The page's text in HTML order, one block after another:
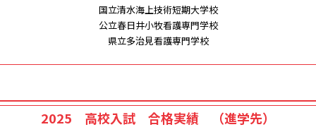
国立清水海上技術短期大学校
公立春日井小牧看護専門学校
県立多治見看護専門学校
2025 高校入試 合格実績 （進学先）